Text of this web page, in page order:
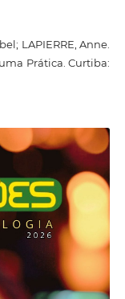
LAPIERRE, Anne.
Prática. Curtiba: